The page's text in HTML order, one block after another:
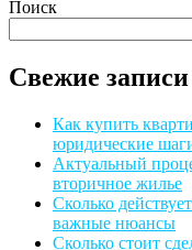
Поиск
Свежие записи
Как купить
юридические
Актуальный
вторичное жилье
Сколько
важные нюансы
Сколько стоит